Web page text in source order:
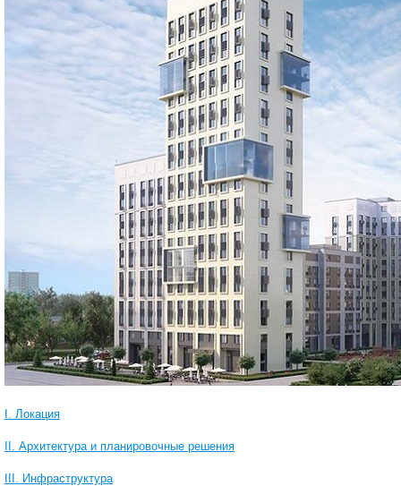
I. Локация
II. Архитектура и планировочные решения
III. Инфраструктура